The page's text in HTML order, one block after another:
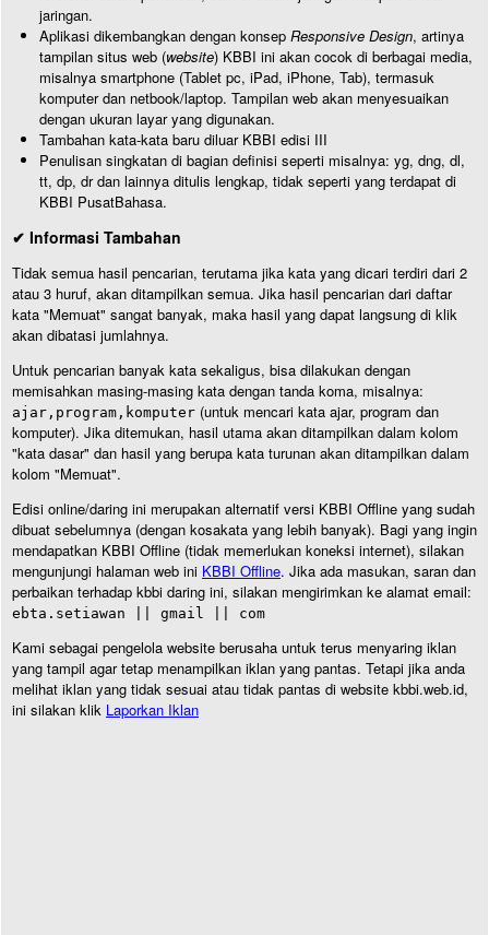
jaringan.
Aplikasi dikembangkan dengan konsep Responsive Design, artinya
tampilan situs web (website) KBBI ini akan cocok di berbagai media,
misalnya smartphone (Tablet pc, iPad, iPhone, Tab), termasuk
komputer dan netbook/laptop. Tampilan web akan menyesuaikan
dengan ukuran layar yang digunakan.
Tambahan kata-kata baru diluar KBBI edisi III
Penulisan singkatan di bagian definisi seperti misalnya: yg, dng, dl,
tt, dp, dr dan lainnya ditulis lengkap, tidak seperti yang terdapat di
KBBI PusatBahasa.
✔ Informasi Tambahan
Tidak semua hasil pencarian, terutama jika kata yang dicari terdiri dari 2
atau 3 huruf, akan ditampilkan semua. Jika hasil pencarian dari daftar
kata "Memuat" sangat banyak, maka hasil yang dapat langsung di klik
akan dibatasi jumlahnya.
Untuk pencarian banyak kata sekaligus, bisa dilakukan dengan
memisahkan masing-masing kata dengan tanda koma, misalnya:
ajar,program,komputer (untuk mencari kata ajar, program dan
komputer). Jika ditemukan, hasil utama akan ditampilkan dalam kolom
"kata dasar" dan hasil yang berupa kata turunan akan ditampilkan dalam
kolom "Memuat".
Edisi online/daring ini merupakan alternatif versi KBBI Offline yang sudah
dibuat sebelumnya (dengan kosakata yang lebih banyak). Bagi yang ingin
mendapatkan KBBI Offline (tidak memerlukan koneksi internet), silakan
mengunjungi halaman web ini KBBI Offline. Jika ada masukan, saran dan
perbaikan terhadap kbbi daring ini, silakan mengirimkan ke alamat email:
ebta.setiawan || gmail || com
Kami sebagai pengelola website berusaha untuk terus menyaring iklan
yang tampil agar tetap menampilkan iklan yang pantas. Tetapi jika anda
melihat iklan yang tidak sesuai atau tidak pantas di website kbbi.web.id,
ini silakan klik Laporkan Iklan